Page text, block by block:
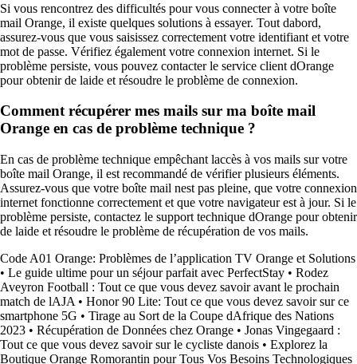
Si vous rencontrez des difficultés pour vous connecter à votre boîte
mail Orange, il existe quelques solutions à essayer. Tout dabord,
assurez-vous que vous saisissez correctement votre identifiant et votre
mot de passe. Vérifiez également votre connexion internet. Si le
problème persiste, vous pouvez contacter le service client dOrange
pour obtenir de laide et résoudre le problème de connexion.
Comment récupérer mes mails sur ma boîte mail
Orange en cas de problème technique ?
En cas de problème technique empêchant laccès à vos mails sur votre
boîte mail Orange, il est recommandé de vérifier plusieurs éléments.
Assurez-vous que votre boîte mail nest pas pleine, que votre connexion
internet fonctionne correctement et que votre navigateur est à jour. Si le
problème persiste, contactez le support technique dOrange pour obtenir
de laide et résoudre le problème de récupération de vos mails.
Code A01 Orange: Problèmes de l’application TV Orange et Solutions
• Le guide ultime pour un séjour parfait avec PerfectStay • Rodez
Aveyron Football : Tout ce que vous devez savoir avant le prochain
match de lAJA • Honor 90 Lite: Tout ce que vous devez savoir sur ce
smartphone 5G • Tirage au Sort de la Coupe dAfrique des Nations
2023 • Récupération de Données chez Orange • Jonas Vingegaard :
Tout ce que vous devez savoir sur le cycliste danois • Explorez la
Boutique Orange Romorantin pour Tous Vos Besoins Technologiques